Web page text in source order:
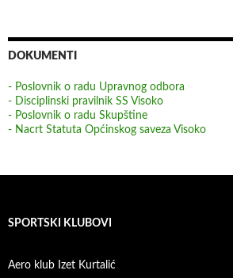
DOKUMENTI
- Poslovnik o radu Upravnog odbora
- Disciplinski pravilnik SS Visoko
- Poslovnik o radu Skupštine
- Nacrt Statuta Općinskog saveza Visoko
SPORTSKI KLUBOVI
Aero klub Izet Kurtalić